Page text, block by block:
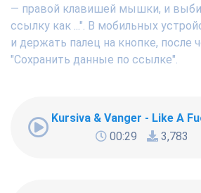
— правой клавишей мышки, и
ссылку как ...". В мобильных
и держать палец на кнопке, после
"Сохранить данные по ссылке".
Kursiva & Vanger - Like A
00:29
3,783